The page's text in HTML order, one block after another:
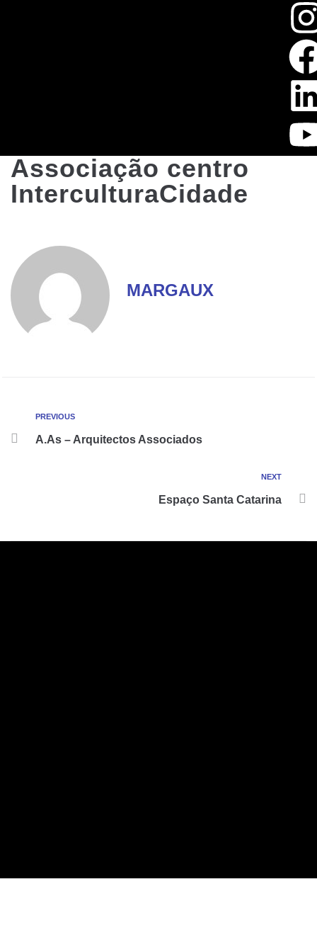
Associação centro
InterculturaCidade
MARGAUX
PREVIOUS
A.As – Arquitectos Associados
NEXT
Espaço Santa Catarina